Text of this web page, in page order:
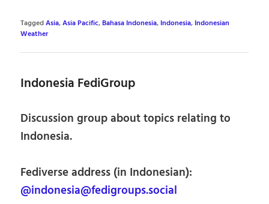
TaggedAsia,Asia Pacific,Bahasa Indonesia, Indonesia, Indonesian
Weather
Indonesia FediGroup
Discussion group about topics relating to
Indonesia.
Fediverse address (in Indonesian):
@indonesia@fedigroups.social